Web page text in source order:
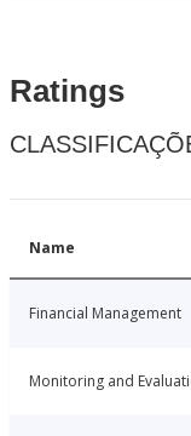
Ratings
Name
Financial Management
Monitoring and